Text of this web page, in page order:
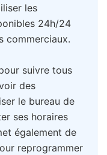
les
24h/24
commerciaux.
suivre tous
des
le bureau de
ses horaires
également de
reprogrammer